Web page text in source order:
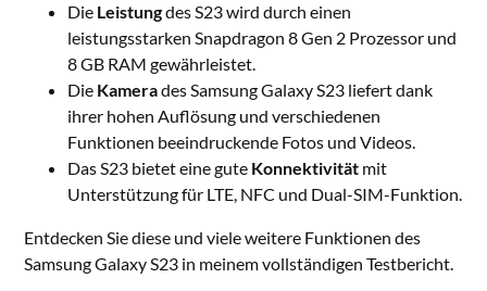
Die Leistungdes S23 wird durch einen
leistungsstarken Snapdragon 8 Gen 2 Prozessor und
8 GB RAM gewährleistet.
Die Kamerades Samsung Galaxy S23 liefert dank
ihrer hohen Auflösung und verschiedenen
Funktionen beeindruckende Fotos und Videos.
Das S23 bietet eine gute Konnektivität mit
Unterstützung für LTE, NFC und Dual-SIM-Funktion.
Entdecken Sie diese und viele weitere Funktionen des
Samsung Galaxy S23 in meinem vollständigen Testbericht.